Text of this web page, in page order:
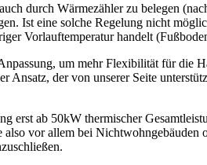
durch Wärmezähler zu belegen
Ist eine solche Regelung nicht
Vorlauftemperatur handelt
um mehr Flexibilität für die
Ansatz, der von unserer Seite
ab 50kW thermischer
vor allem bei